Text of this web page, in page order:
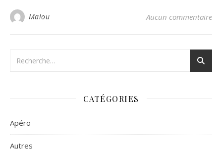
Malou Aucun commentaire
CATÉGORIES
Apéro
Autres